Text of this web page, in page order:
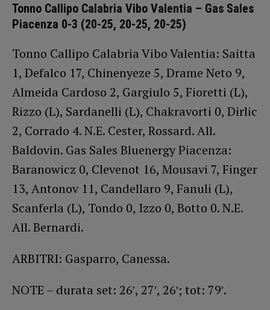
Tonno Callipo Calabria Vibo Valentia – Gas Sales
Piacenza 0-3 (20-25, 20-25, 20-25)
Tonno Callipo Calabria Vibo Valentia: Saitta
1, Defalco 17, Chinenyeze 5, Drame Neto 9,
Almeida Cardoso 2, Gargiulo 5, Fioretti (L),
Rizzo (L), Sardanelli (L), Chakravorti 0, Dirlic
2, Corrado 4. N.E. Cester, Rossard. All.
Baldovin. Gas Sales Bluenergy Piacenza:
Baranowicz 0, Clevenot 16, Mousavi 7, Finger
13, Antonov 11, Candellaro 9, Fanuli (L),
Scanferla (L), Tondo 0, Izzo 0, Botto 0. N.E.
All. Bernardi.
ARBITRI: Gasparro, Canessa.
NOTE – durata set: 26′, 27′, 26′; tot: 79′.